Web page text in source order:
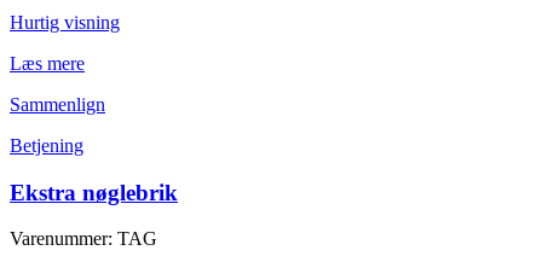
Hurtig visning
Læs mere
Sammenlign
Betjening
Ekstra nøglebrik
Varenummer: TAG